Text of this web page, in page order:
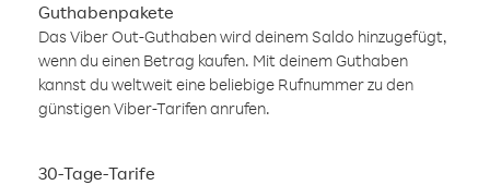
Guthabenpakete
Das Viber Out-Guthaben wird deinem Saldo hinzugefügt,
wenn du einen Betrag kaufen. Mit deinem Guthaben
kannst du weltweit eine beliebige Rufnummer zu den
günstigen Viber-Tarifen anrufen.
30-Tage-Tarife